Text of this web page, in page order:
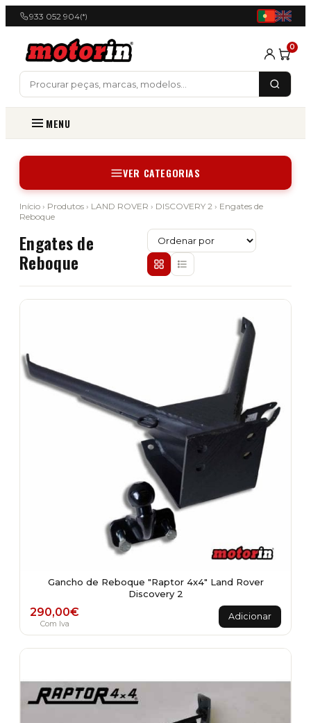
933 052 904(*)
0
MENU
VER CATEGORIAS
Início › Produtos › LAND ROVER › DISCOVERY 2 › Engates de
Reboque
Engates de
Reboque
Gancho de Reboque "Raptor 4x4" Land Rover
Discovery 2
290,00€
Com Iva
Adicionar